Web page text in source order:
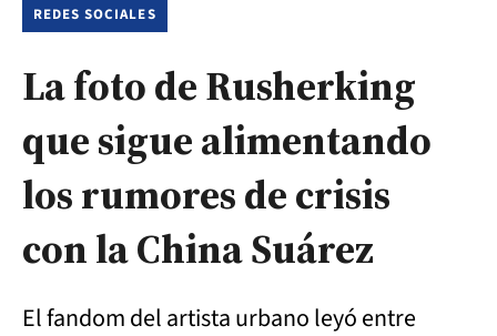
REDES SOCIALES
La foto de Rusherking
que sigue alimentando
los rumores de crisis
con la China Suárez
El fandom del artista urbano leyó entre